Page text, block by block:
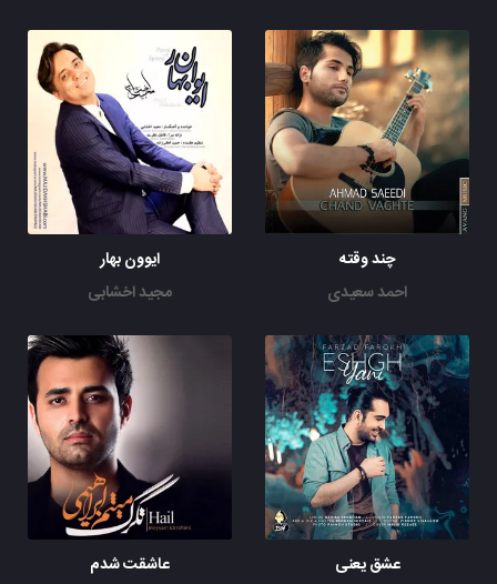
چند وقته
احمد سعیدی
ایوون بهار
مجید اخشابی
عشق یعنی
عاشقت شدم